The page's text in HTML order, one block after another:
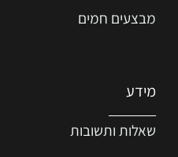
מבצעים חמים
מידע
שאלות ותשובות